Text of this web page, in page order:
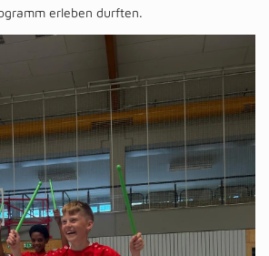
erleben durften.